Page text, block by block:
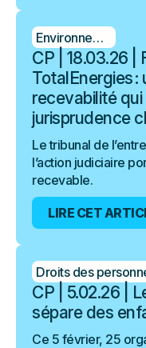
Environnement
CP | 18.03.26 |
TotalEnergies
recevabilité
jurisprudence
Le tribunal de
l’action judiciaire
recevable.
LIRE CET
CP | 5.02.26 |
sépare des
Ce 5 février, 25